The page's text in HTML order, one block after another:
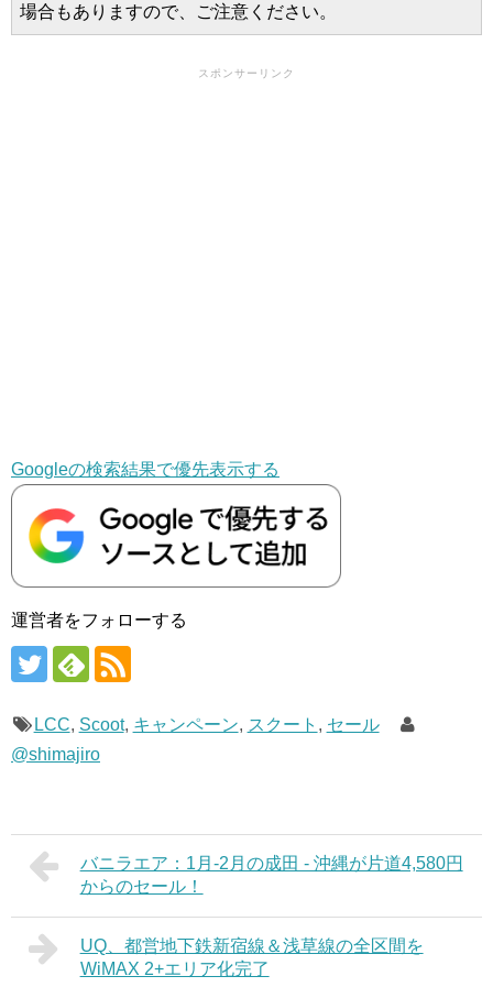
場合もありますので、ご注意ください。
スポンサーリンク
Googleの検索結果で優先表示する
運営者をフォローする
LCC, Scoot, キャンペーン, スクート , セール
@shimajiro
バニラエア：1月-2月の成田 - 沖縄が片道4,580円
からのセール！
UQ、都営地下鉄新宿線＆浅草線の全区間を
WiMAX 2+エリア化完了